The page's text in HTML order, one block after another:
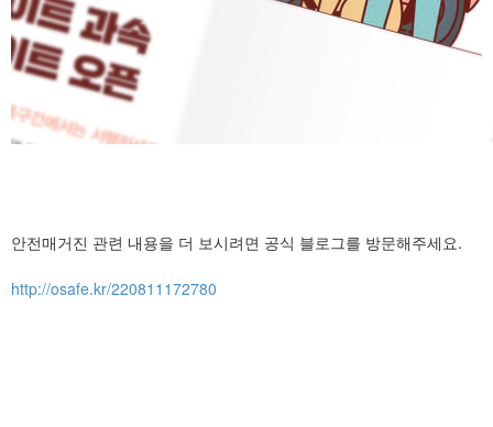
안전매거진 관련 내용을 더 보시려면 공식 블로그를 방문해주세요.
http://osafe.kr/220811172780